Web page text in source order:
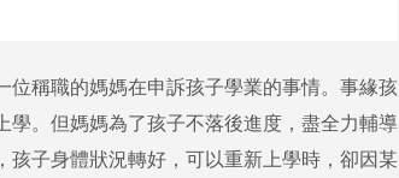
稱職的媽媽在申訴孩子學業的事情。事緣孩
。但媽媽為了孩子不落後進度，盡全力輔導
子身體狀況轉好，可以重新上學時，卻因某